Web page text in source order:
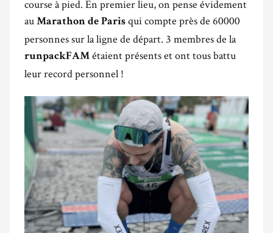
course à pied. En premier lieu, on pense évidement
au Marathon de Paris qui compte près de 60000
personnes sur la ligne de départ. 3 membres de la
runpackFAM étaient présents et ont tous battu
leur record personnel !